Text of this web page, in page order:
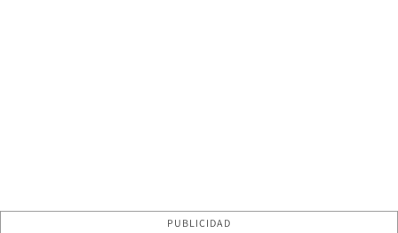
PUBLICIDAD